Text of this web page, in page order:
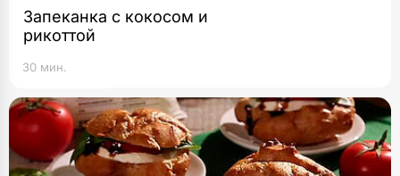
Запеканка с кокосом и
рикоттой
30 мин.